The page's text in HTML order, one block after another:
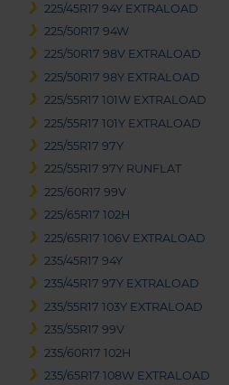
225/45R17 94Y EXTRALOAD
225/50R17 94W
225/50R17 98V EXTRALOAD
225/50R17 98Y EXTRALOAD
225/55R17 101W EXTRALOAD
225/55R17 101Y EXTRALOAD
225/55R17 97Y
225/55R17 97Y RUNFLAT
225/60R17 99V
225/65R17 102H
225/65R17 106V EXTRALOAD
235/45R17 94Y
235/45R17 97Y EXTRALOAD
235/55R17 103Y EXTRALOAD
235/55R17 99V
235/60R17 102H
235/65R17 108W EXTRALOAD